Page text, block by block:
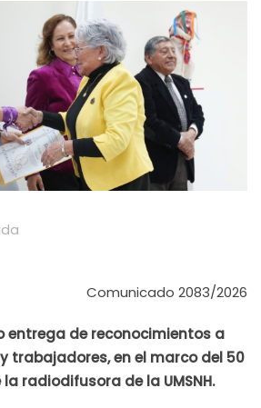
Comunicado 2083/2026
entrega de reconocimientos a
trabajadores, en el marco del 50
radiodifusora de la UMSNH.